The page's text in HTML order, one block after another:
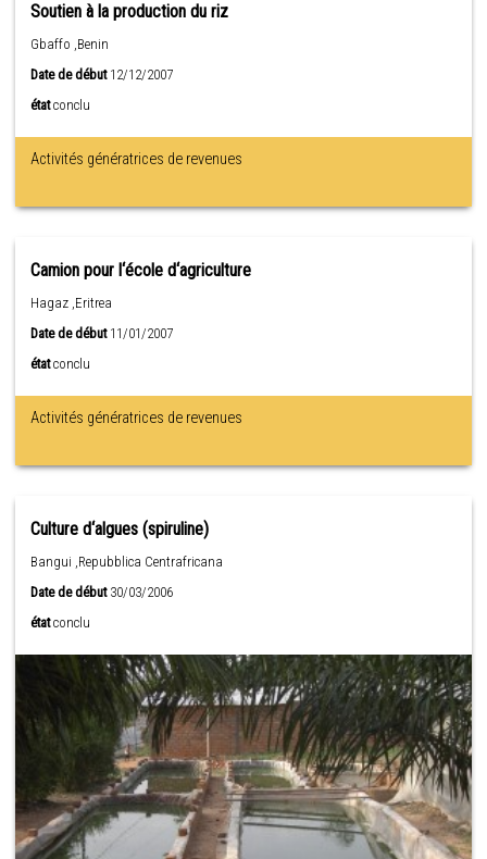
Soutien à la production du riz
Gbaffo ,Benin
Date de début12/12/2007
état conclu
Activités génératrices de revenues
Camion pour l‘école d‘agriculture
Hagaz ,Eritrea
Date de début11/01/2007
état conclu
Activités génératrices de revenues
Culture d‘algues (spiruline)
Bangui ,Repubblica Centrafricana
Date de début30/03/2006
état conclu